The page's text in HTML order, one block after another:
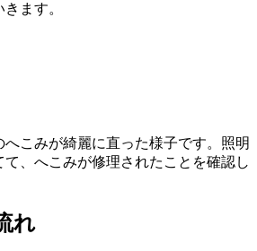
ます。
こみが綺麗に直った様子です。照明
て、へこみが修理されたことを確認し
れ